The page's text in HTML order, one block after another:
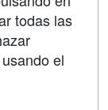
todas las
el